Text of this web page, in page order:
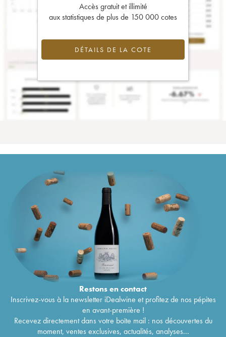
Accès gratuit et illimité
aux statistiques de plus de 150 000 cotes
DÉTAILS DE LA COTE
Restons encontact
Inscrivez-vous à la newsletter iDealwine et profitez de nos pépites
en avant-première !
Recevez directement dans votre boîte mail : nos découvertes du
moment, ventes exclusives, actualités, analyses...